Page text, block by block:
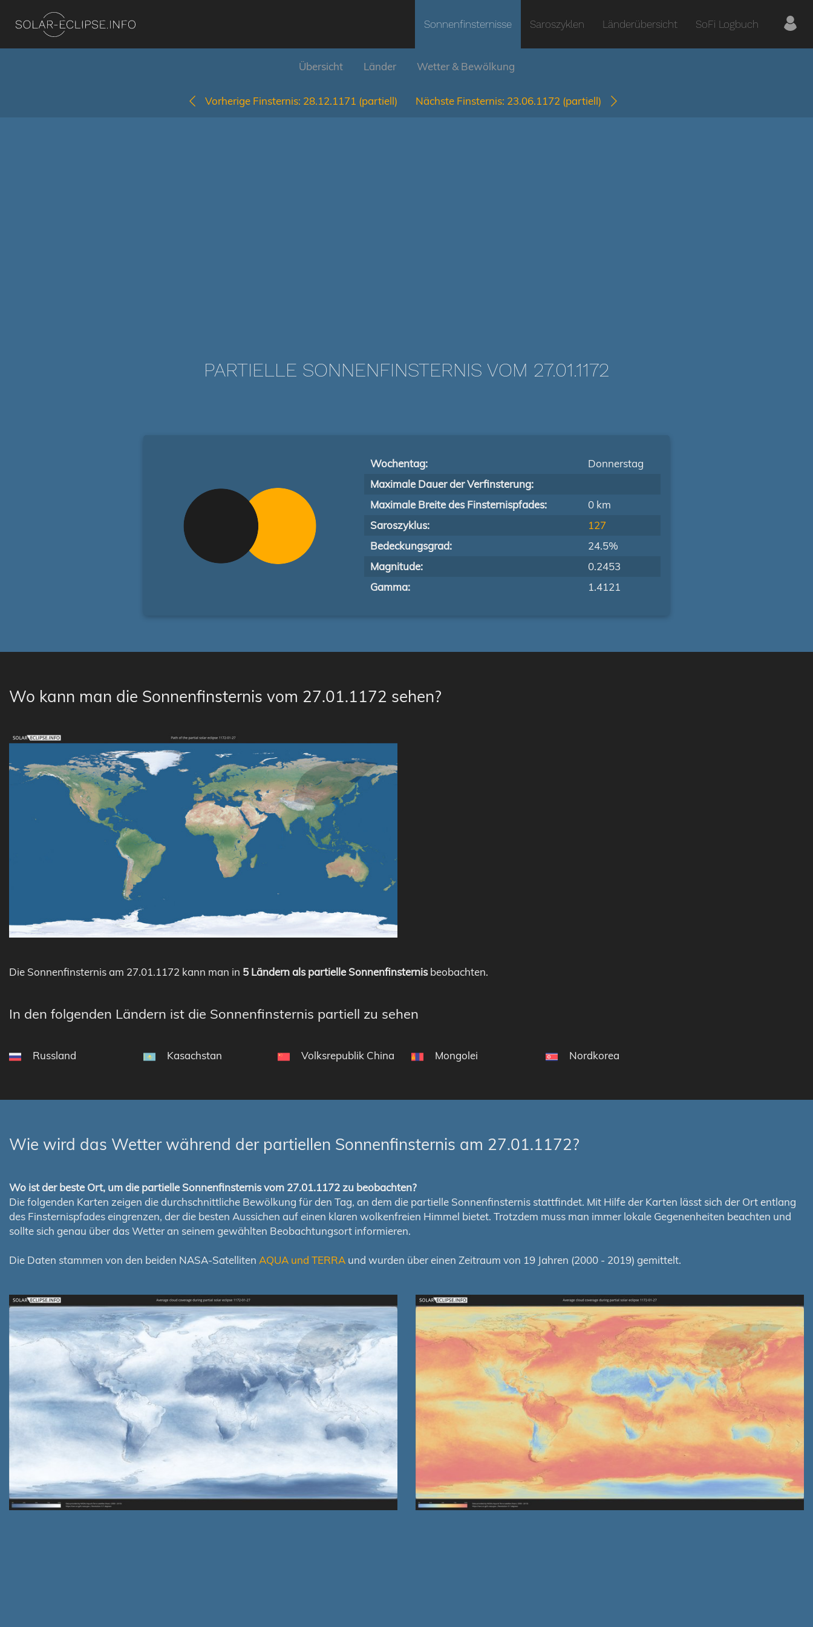
Sonnenfinsternisse Saroszyklen Länderübersicht SoFi Logbuch
Übersicht Länder Wetter & Bewölkung
Vorherige Finsternis: 28.12.1171 (partiell) Nächste Finsternis: 23.06.1172 (partiell)
PARTIELLE SONNENFINSTERNIS VOM 27.01.1172
Wochentag:
Donnerstag
Maximale Dauer der Verfinsterung:
Maximale Breite des Finsternispfades:
0 km
Saroszyklus:
127
Bedeckungsgrad:
24.5%
Magnitude:
0.2453
Gamma:
1.4121
Wo kann man die Sonnenfinsternis vom 27.01.1172 sehen?
Die Sonnenfinsternis am 27.01.1172 kann man in 5 Ländern als partielle Sonnenfinsternisbeobachten.
In den folgenden Ländern ist die Sonnenfinsternis partiell zu sehen
Russland Kasachstan Volksrepublik China Mongolei Nordkorea
Wie wird das Wetter während der partiellen Sonnenfinsternis am 27.01.1172?
Wo ist der beste Ort, um die partielle Sonnenfinsternis vom 27.01.1172 zu beobachten?
Die folgenden Karten zeigen die durchschnittliche Bewölkung für den Tag, an dem die partielle Sonnenfinsternis stattfindet. Mit Hilfe der Karten lässt sich der Ort entlang
des Finsternispfades eingrenzen, der die besten Aussichen auf einen klaren wolkenfreien Himmel bietet. Trotzdem muss man immer lokale Gegenenheiten beachten und
sollte sich genau über das Wetter an seinem gewählten Beobachtungsort informieren.
Die Daten stammen von den beiden NASA-Satelliten AQUA und TERRA und wurden über einen Zeitraum von 19 Jahren (2000 - 2019) gemittelt.